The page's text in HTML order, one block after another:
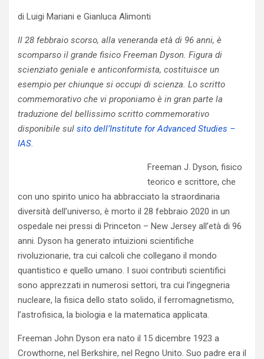
di Luigi Mariani e Gianluca Alimonti
Il 28 febbraio scorso, alla veneranda età di 96 anni, è
scomparso il grande fisico Freeman Dyson. Figura di
scienziato geniale e anticonformista, costituisce un
esempio per chiunque si occupi di scienza. Lo scritto
commemorativo che vi proponiamo è in gran parte la
traduzione del bellissimo scritto commemorativo
disponibile sul sito dell’Institute for Advanced Studies –
IAS.
Freeman J. Dyson, fisico
teorico e scrittore, che
con uno spirito unico ha abbracciato la straordinaria
diversità dell’universo, è morto il 28 febbraio 2020 in un
ospedale nei pressi di Princeton – New Jersey all’età di 96
anni. Dyson ha generato intuizioni scientifiche
rivoluzionarie, tra cui calcoli che collegano il mondo
quantistico e quello umano. I suoi contributi scientifici
sono apprezzati in numerosi settori, tra cui l’ingegneria
nucleare, la fisica dello stato solido, il ferromagnetismo,
l’astrofisica, la biologia e la matematica applicata.
Freeman John Dyson era nato il 15 dicembre 1923 a
Crowthorne, nel Berkshire, nel Regno Unito. Suo padre era il